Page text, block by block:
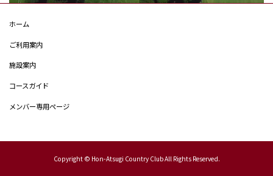
ホーム
ご利用案内
施設案内
コースガイド
メンバー専用ページ
Copyright © Hon-Atsugi Country Club All Rights Reserved.